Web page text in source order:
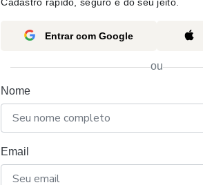
Entrar com Google
ou
Nome
Email